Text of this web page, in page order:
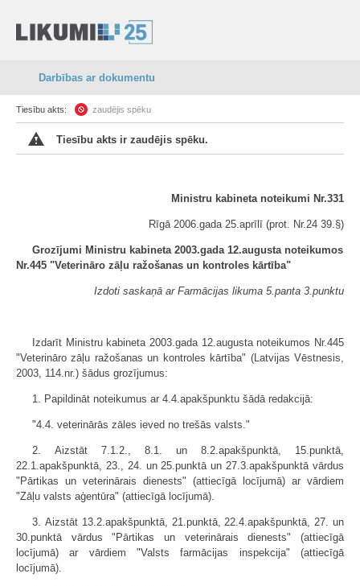
Darbības ar dokumentu
Tiesību akts: zaudējis spēku
Tiesību akts ir zaudējis spēku.
Ministru kabineta noteikumi Nr.331
Rīgā 2006.gada 25.aprīlī (prot. Nr.24 39.§)
Grozījumi Ministru kabineta 2003.gada 12.augusta noteikumos
Nr.445 "Veterināro zāļu ražošanas un kontroles kārtība"
Izdoti saskaņā ar Farmācijas likuma 5.panta 3.punktu
Izdarīt Ministru kabineta 2003.gada 12.augusta noteikumos Nr.445
"Veterināro zāļu ražošanas un kontroles kārtība" (Latvijas Vēstnesis,
2003, 114.nr.) šādus grozījumus:
1. Papildināt noteikumus ar 4.4.apakšpunktu šādā redakcijā:
"4.4. veterinārās zāles ieved no trešās valsts."
2. Aizstāt 7.1.2., 8.1. un 8.2.apakšpunktā, 15.punktā,
22.1.apakšpunktā, 23., 24. un 25.punktā un 27.3.apakšpunktā vārdus
"Pārtikas un veterinārais dienests" (attiecīgā locījumā) ar vārdiem
"Zāļu valsts aģentūra" (attiecīgā locījumā).
3. Aizstāt 13.2.apakšpunktā, 21.punktā, 22.4.apakšpunktā, 27. un
30.punktā vārdus "Pārtikas un veterinārais dienests" (attiecīgā
locījumā) ar vārdiem "Valsts farmācijas inspekcija" (attiecīgā
locījumā).